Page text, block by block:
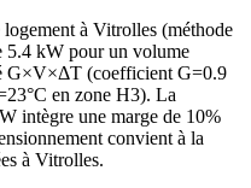
à Vitrolles (méthode
5.4 kW pour un volume
G×V×ΔT (coefficient G=0.9
en zone H3). La
intègre une marge de 10%
convient à la
à Vitrolles.